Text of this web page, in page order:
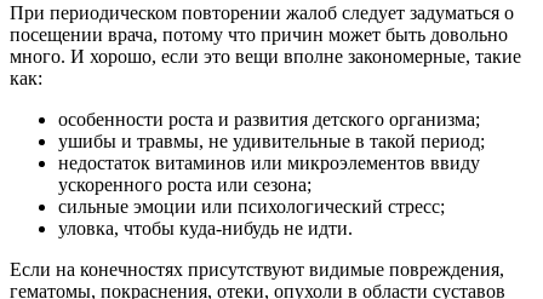
При периодическом повторении жалоб следует задуматься о
посещении врача, потому что причин может быть довольно
много. И хорошо, если это вещи вполне закономерные, такие
как:
особенности роста и развития детского организма;
ушибы и травмы, не удивительные в такой период;
недостаток витаминов или микроэлементов ввиду
ускоренного роста или сезона;
сильные эмоции или психологический стресс;
уловка, чтобы куда-нибудь не идти.
Если на конечностях присутствуют видимые повреждения,
гематомы, покраснения, отеки, опухоли в области суставов